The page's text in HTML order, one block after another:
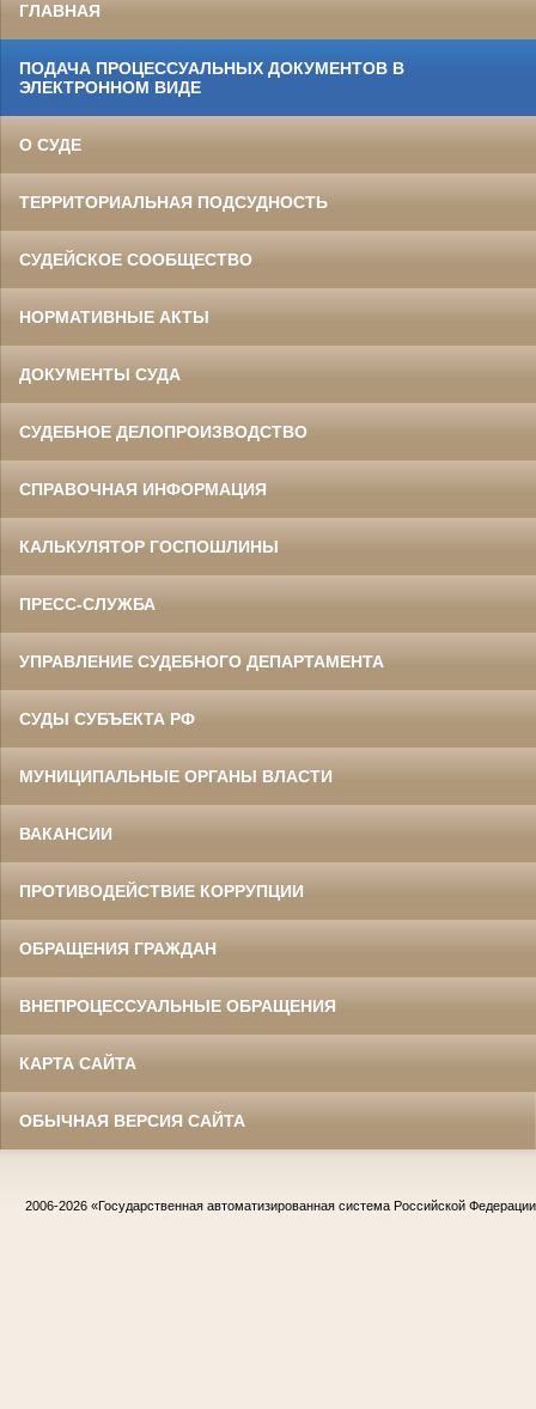
ГЛАВНАЯ
ПОДАЧА ПРОЦЕССУАЛЬНЫХ ДОКУМЕНТОВ В
ЭЛЕКТРОННОМ ВИДЕ
О СУДЕ
ТЕРРИТОРИАЛЬНАЯ ПОДСУДНОСТЬ
СУДЕЙСКОЕ СООБЩЕСТВО
НОРМАТИВНЫЕ АКТЫ
ДОКУМЕНТЫ СУДА
СУДЕБНОЕ ДЕЛОПРОИЗВОДСТВО
СПРАВОЧНАЯ ИНФОРМАЦИЯ
КАЛЬКУЛЯТОР ГОСПОШЛИНЫ
ПРЕСС-СЛУЖБА
УПРАВЛЕНИЕ СУДЕБНОГО ДЕПАРТАМЕНТА
СУДЫ СУБЪЕКТА РФ
МУНИЦИПАЛЬНЫЕ ОРГАНЫ ВЛАСТИ
ВАКАНСИИ
ПРОТИВОДЕЙСТВИЕ КОРРУПЦИИ
ОБРАЩЕНИЯ ГРАЖДАН
ВНЕПРОЦЕССУАЛЬНЫЕ ОБРАЩЕНИЯ
КАРТА САЙТА
ОБЫЧНАЯ ВЕРСИЯ САЙТА
2006-2026 «Государственная автоматизированная система Российской